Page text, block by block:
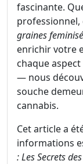
fascinante.
professionnel,
graines
enrichir votre
chaque
— nous
souche
cannabis.
Cet article a
informations
: Les Secrets